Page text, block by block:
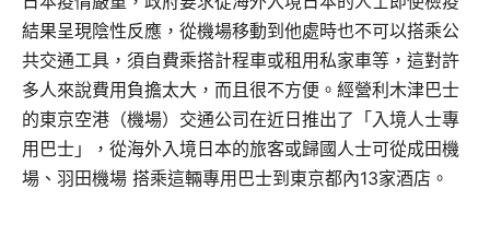
結果呈現陰性反應，從機場移動到他處時也不可以搭乘公
共交通工具，須自費乘搭計程車或租用私家車等，這對許
多人來說費用負擔太大，而且很不方便。經營利木津巴士
的東京空港（機場）交通公司在近日推出了「入境人士專
用巴士」，從海外入境日本的旅客或歸國人士可從成田機
場、羽田機場 搭乘這輛專用巴士到東京都內13家酒店。